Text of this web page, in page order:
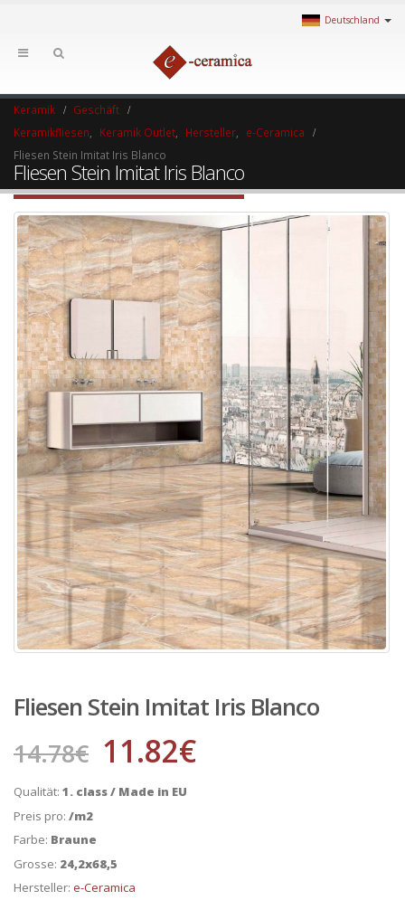
Deutschland
Keramik
Geschäft
Keramikfliesen
Keramik Outlet Hersteller
e-Ceramica
Fliesen Stein Imitat Iris Blanco
Fliesen Stein Imitat Iris Blanco
Fliesen Stein Imitat Iris Blanco
14.78€ 11.82€
Qualität: 1. class / Made in EU
Preis pro: /m2
Farbe: Braune
Grosse: 24,2x68,5
Hersteller: e-Ceramica